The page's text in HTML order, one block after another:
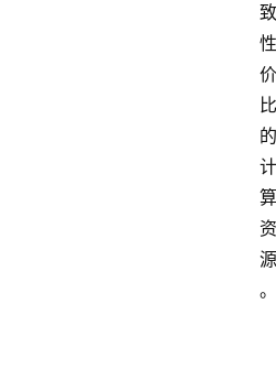
致
性
价
比
的
计
算
资
源
。